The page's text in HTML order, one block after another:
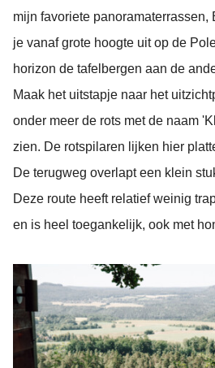
mijn favoriete
je vanaf grote hoogte uit op de
horizon de tafelbergen aan de
Maak het uitstapje naar het
onder meer de rots met de naam
zien. De rotspilaren lijken hier
De terugweg overlapt een klein
Deze route heeft relatief weinig
en is heel toegankelijk, ook met